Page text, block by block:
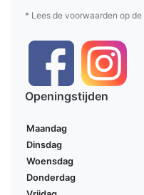
* Lees de voorwaarden op de
Openingstijden
Maandag
Dinsdag
Woensdag
Donderdag